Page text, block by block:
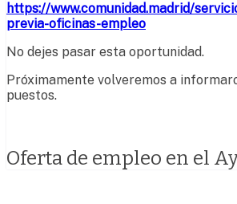
https://www.comunidad.madrid/
previa-oficinas-empleo
No dejes pasar esta oportunidad.
Próximamente volveremos a
puestos.
Oferta de empleo en el